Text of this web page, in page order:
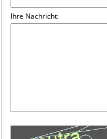
Ihre Nachricht: